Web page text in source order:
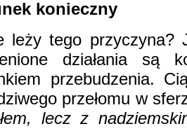
konieczny
leży tego przyczyna?
działania są
przebudzenia.
przełomu w
lecz z